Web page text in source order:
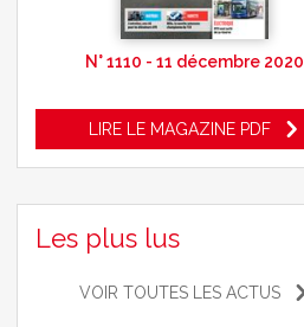
N° 1110 - 11 décembre 2020
LIRE LE MAGAZINE PDF
Les plus lus
VOIR TOUTES LES ACTUS